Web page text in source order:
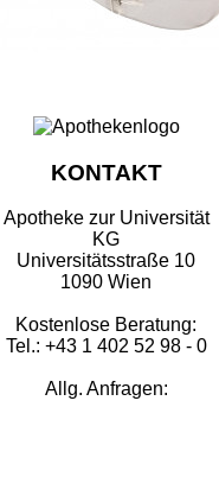
KONTAKT
Apotheke zur Universität
KG
Universitätsstraße 10
1090 Wien
Kostenlose Beratung:
Tel.: +43 1 402 52 98 - 0
Allg. Anfragen: